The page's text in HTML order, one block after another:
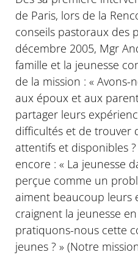
de Paris, lors de la
conseils pastoraux des
décembre 2005, Mgr
famille et la jeunesse
de la mission : «
aux époux et aux
partager leurs
difficultés et de trouver
attentifs et disponibles
encore : « La jeunesse
perçue comme un
aiment beaucoup leurs
craignent la jeunesse
pratiquons-nous cette
jeunes ? » (Notre